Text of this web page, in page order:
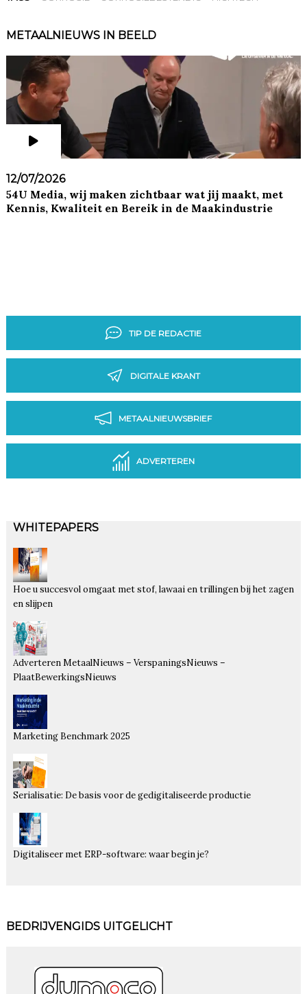
METAALNIEUWS IN BEELD
12/07/2026
54U Media, wij maken zichtbaar wat jij maakt, met
Kennis, Kwaliteit en Bereik in de Maakindustrie
TIP DE REDACTIE
DIGITALE KRANT
METAALNIEUWSBRIEF
ADVERTEREN
WHITEPAPERS
Hoe u succesvol omgaat met stof, lawaai en trillingen bij het zagen
en slijpen
Adverteren MetaalNieuws – VerspaningsNieuws –
PlaatBewerkingsNieuws
Marketing Benchmark 2025
Serialisatie: De basis voor de gedigitaliseerde productie
Digitaliseer met ERP-software: waar begin je?
BEDRIJVENGIDS UITGELICHT